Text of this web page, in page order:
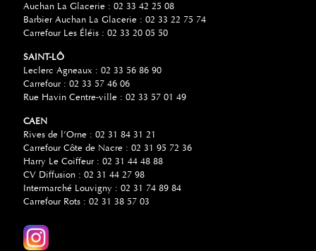
Auchan La Glacerie : 02 33 42 25 08
Barbier Auchan La Glacerie : 02 33 22 75 74
Carrefour Les Éléis : 02 33 20 05 50
SAINT-LÔ
Leclerc Agneaux : 02 33 56 86 90
Carrefour : 02 33 57 46 06
Rue Havin Centre-ville : 02 33 57 01 49
CAEN
Rives de l’Orne : 02 31 84 31 21
Carrefour Côte de Nacre : 02 31 95 72 36
Harry Le Coiffeur : 02 31 44 48 88
CV Diffusion : 02 31 44 27 98
Intermarché Louvigny : 02 31 74 89 84
Carrefour Rots : 02 31 38 57 03